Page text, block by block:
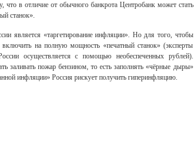
в отличие от обычного банкрота Центробанк может стать
станок».
является «таргетирование инфляции». Но для того, чтобы
на полную мощность «печатный станок» (эксперты
осуществляется с помощью необеспеченных рублей).
заливать пожар бензином, то есть заполнять «чёрные дыры»
инфляции» Россия рискует получить гиперинфляцию.